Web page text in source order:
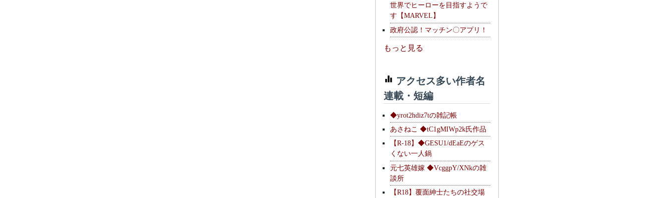
世界でヒーローを目指すようで
す【MARVEL】
政府公認！マッチン〇アプリ！
もっと見る
アクセス多い作者名
連載・短編
◆yrot2hdiz7tの雑記帳
あさねこ ◆tC1gMIWp2k氏作品
【R-18】◆GESU1/dEaEのゲス
くない一人鍋
元七英雄嫁 ◆VcggpY/XNkの雑
談所
【R18】覆面紳士たちの社交場